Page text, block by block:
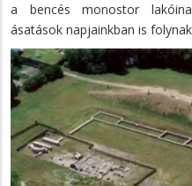
a bencés monostor
ásatások napjainkban is